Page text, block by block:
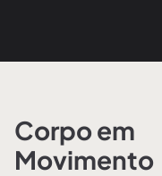
Corpo em
Movimento